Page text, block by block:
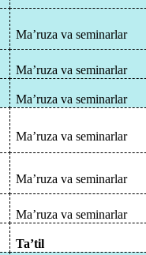
Ma’ruza va seminarlar
Ma’ruza va seminarlar
Ma’ruza va seminarlar
Ma’ruza va seminarlar
Ma’ruza va seminarlar
Ma’ruza va seminarlar
Ta’til